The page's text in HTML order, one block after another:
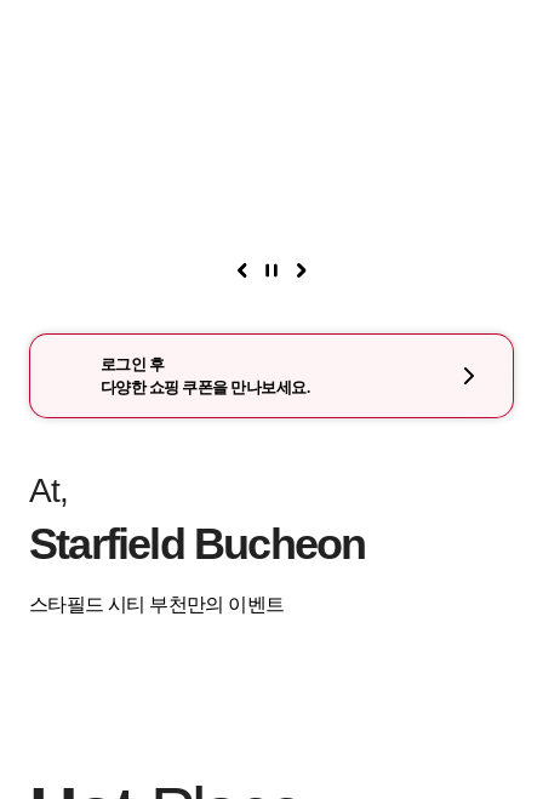
로그인 후
다양한 쇼핑 쿠폰을 만나보세요.
At,
Starfield Bucheon
스타필드 시티 부천만의 이벤트